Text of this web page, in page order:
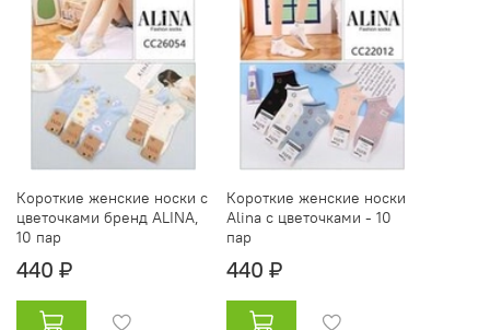
Короткие женские носки с
цветочками бренд ALINA,
10 пар
440 ₽
Короткие женские носки
Alina с цветочками - 10
пар
440 ₽